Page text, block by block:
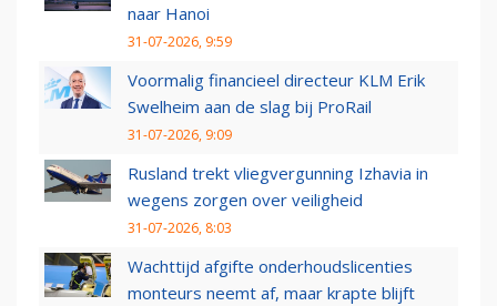
naar Hanoi
31-07-2026, 9:59
Voormalig financieel directeur KLM Erik
Swelheim aan de slag bij ProRail
31-07-2026, 9:09
Rusland trekt vliegvergunning Izhavia in
wegens zorgen over veiligheid
31-07-2026, 8:03
Wachttijd afgifte onderhoudslicenties
monteurs neemt af, maar krapte blijft